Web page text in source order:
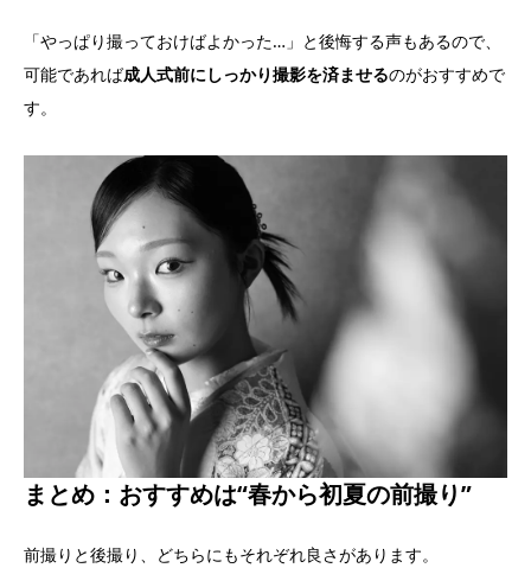
「やっぱり撮っておけばよかった…」と後悔する声もあるので、
可能であれば成人式前にしっかり撮影を済ませるのがおすすめで
す。
まとめ：おすすめは“春から初夏の前撮り”
前撮りと後撮り、どちらにもそれぞれ良さがあります。